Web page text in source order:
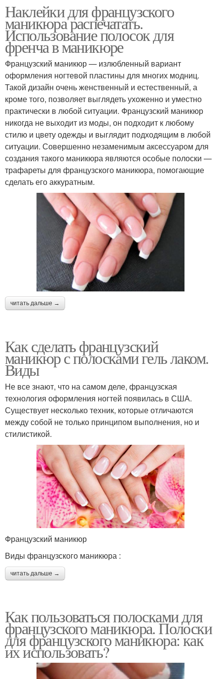
Наклейки для французского
маникюра распечатать.
Использование полосок для
френча в маникюре
Французский маникюр — излюбленный вариант
оформления ногтевой пластины для многих модниц.
Такой дизайн очень женственный и естественный, а
кроме того, позволяет выглядеть ухоженно и уместно
практически в любой ситуации. Французский маникюр
никогда не выходит из моды, он подходит к любому
стилю и цвету одежды и выглядит подходящим в любой
ситуации. Совершенно незаменимым аксессуаром для
создания такого маникюра являются особые полоски —
трафареты для французского маникюра, помогающие
сделать его аккуратным.
читать дальше →
Как сделать французский
маникюр с полосками гель лаком.
Виды
Не все знают, что на самом деле, французская
технология оформления ногтей появилась в США.
Существует несколько техник, которые отличаются
между собой не только принципом выполнения, но и
стилистикой.
Французский маникюр
Виды французского маникюра :
читать дальше →
Как пользоваться полосками для
французского маникюра. Полоски
для французского маникюра: как
их использовать?